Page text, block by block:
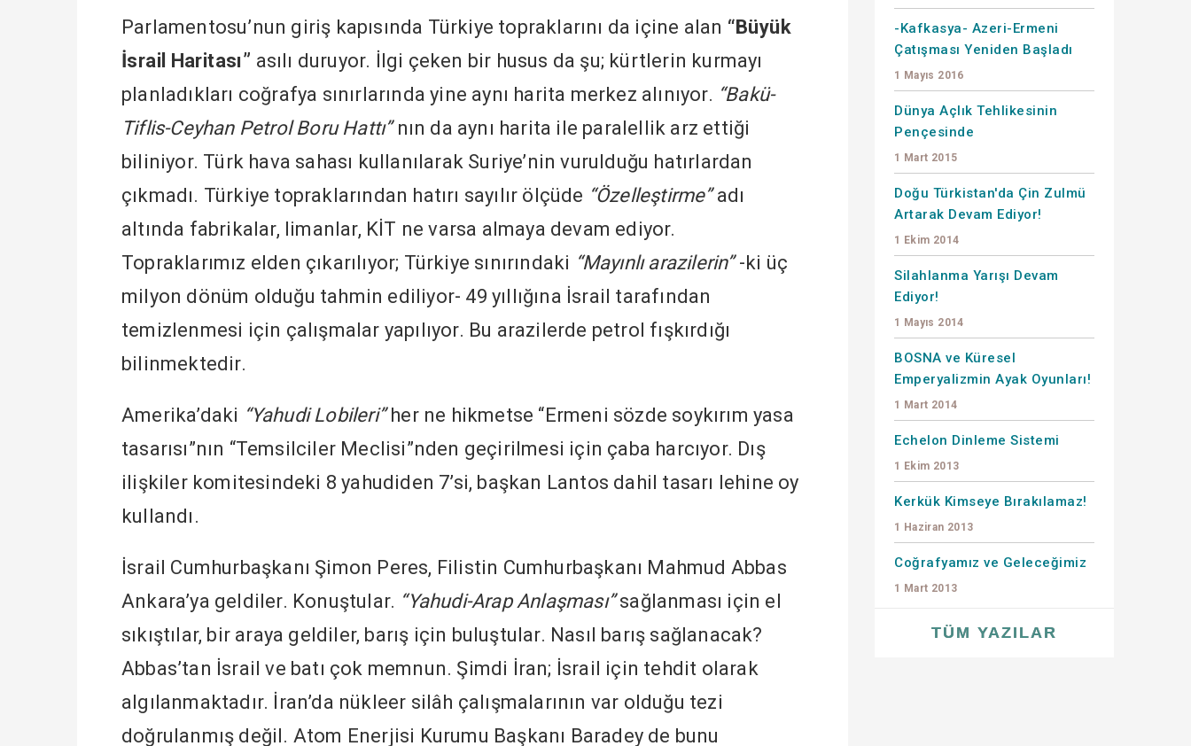
Parlamentosu’nun giriş kapısında Türkiye topraklarını da içine alan “Büyük
İsrail Haritası” asılı duruyor. İlgi çeken bir husus da şu; kürtlerin kurmayı
planladıkları coğrafya sınırlarında yine aynı harita merkez alınıyor. “Bakü-
Tiflis-Ceyhan Petrol Boru Hattı” nın da aynı harita ile paralellik arz ettiği
biliniyor. Türk hava sahası kullanılarak Suriye’nin vurulduğu hatırlardan
çıkmadı. Türkiye topraklarından hatırı sayılır ölçüde “Özelleştirme”adı
altında fabrikalar, limanlar, KİT ne varsa almaya devam ediyor.
Topraklarımız elden çıkarılıyor; Türkiye sınırındaki “Mayınlı arazilerin”-ki üç
milyon dönüm olduğu tahmin ediliyor- 49 yıllığına İsrail tarafından
temizlenmesi için çalışmalar yapılıyor. Bu arazilerde petrol fışkırdığı
bilinmektedir.
Amerika’daki “Yahudi Lobileri”her ne hikmetse “Ermeni sözde soykırım yasa
tasarısı”nın “Temsilciler Meclisi”nden geçirilmesi için çaba harcıyor. Dış
ilişkiler komitesindeki 8 yahudiden 7’si, başkan Lantos dahil tasarı lehine oy
kullandı.
İsrail Cumhurbaşkanı Şimon Peres, Filistin Cumhurbaşkanı Mahmud Abbas
Ankara’ya geldiler. Konuştular. “Yahudi-Arap Anlaşması”sağlanması için el
sıkıştılar, bir araya geldiler, barış için buluştular. Nasıl barış sağlanacak?
Abbas’tan İsrail ve batı çok memnun. Şimdi İran; İsrail için tehdit olarak
algılanmaktadır. İran’da nükleer silâh çalışmalarının var olduğu tezi
doğrulanmış değil. Atom Enerjisi Kurumu Başkanı Baradey de bunu
-Kafkasya- Azeri-Ermeni
Çatışması Yeniden Başladı
1 Mayıs 2016
Dünya Açlık Tehlikesinin
Pençesinde
1 Mart 2015
Doğu Türkistan'da Çin Zulmü
Artarak Devam Ediyor!
1 Ekim 2014
Silahlanma Yarışı Devam
Ediyor!
1 Mayıs 2014
BOSNA ve Küresel
Emperyalizmin Ayak Oyunları!
1 Mart 2014
Echelon Dinleme Sistemi
1 Ekim 2013
Kerkük Kimseye Bırakılamaz!
1 Haziran 2013
Coğrafyamız ve Geleceğimiz
1 Mart 2013
TÜM YAZILAR